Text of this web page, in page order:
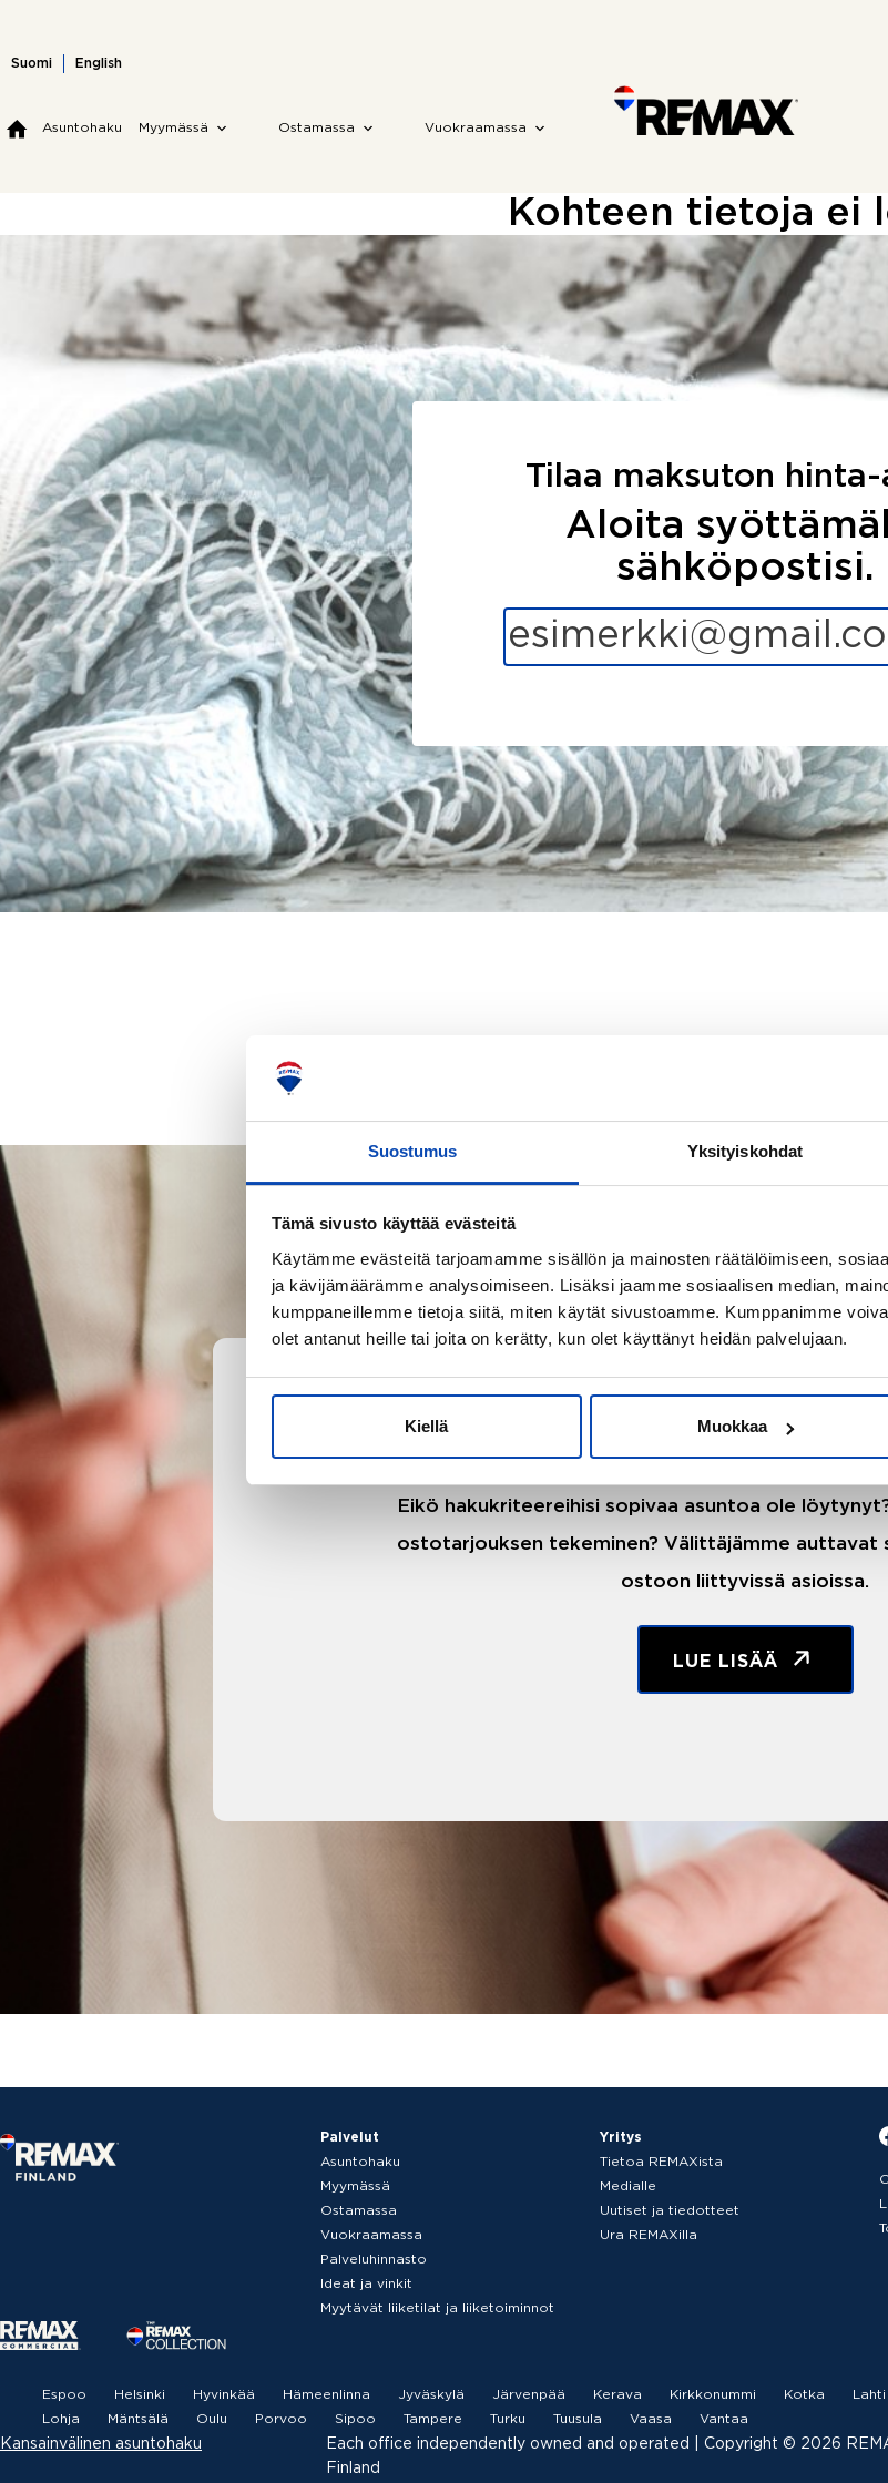
Suostumus Yksityiskohdat
Tämä sivusto käyttää evästeitä
Käytämme evästeitä tarjoamamme sisällön ja mainosten räätälöimiseen,
ja kävijämäärämme analysoimiseen. Lisäksi jaamme sosiaalisen median,
kumppaneillemme tietoja siitä, miten käytät sivustoamme. Kumppanimme
olet antanut heille tai joita on kerätty, kun olet käyttänyt heidän palvelujaan.
Kiellä Muokkaa
content
Suomi English
Asuntohaku Myymässä Ostamassa Vuokraamassa
Kohteen tietoja ei
Tilaa maksuton
Aloita
sähköpostisi.
OSTOTOIMEKSIANTO
Apua asunnon
Eikö hakukriteereihisi sopivaa asuntoa ole
ostotarjouksen tekeminen? Välittäjämme auttavat
ostoon liittyvissä asioissa.
LUE LISÄÄ
Palvelut
Asuntohaku
Myymässä
Ostamassa
Vuokraamassa
Palveluhinnasto
Ideat ja vinkit
Myytävät liiketilat ja liiketoiminnot
Yritys
Tietoa REMAXista
Medialle
Uutiset ja tiedotteet
Ura REMAXilla
Espoo Helsinki Hyvinkää Hämeenlinna Jyväskylä Järvenpää Kerava Kirkkonummi Kotka Lahti
Lohja
Mäntsälä Oulu Porvoo Sipoo Tampere Turku Tuusula Vaasa Vantaa
Kansainvälinen asuntohaku
Each office independently owned and operated |­ Copyright © 2026
Finland